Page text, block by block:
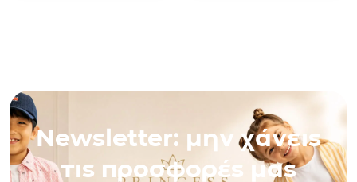
Newsletter: μην χάνεις
τις προσφορές μας